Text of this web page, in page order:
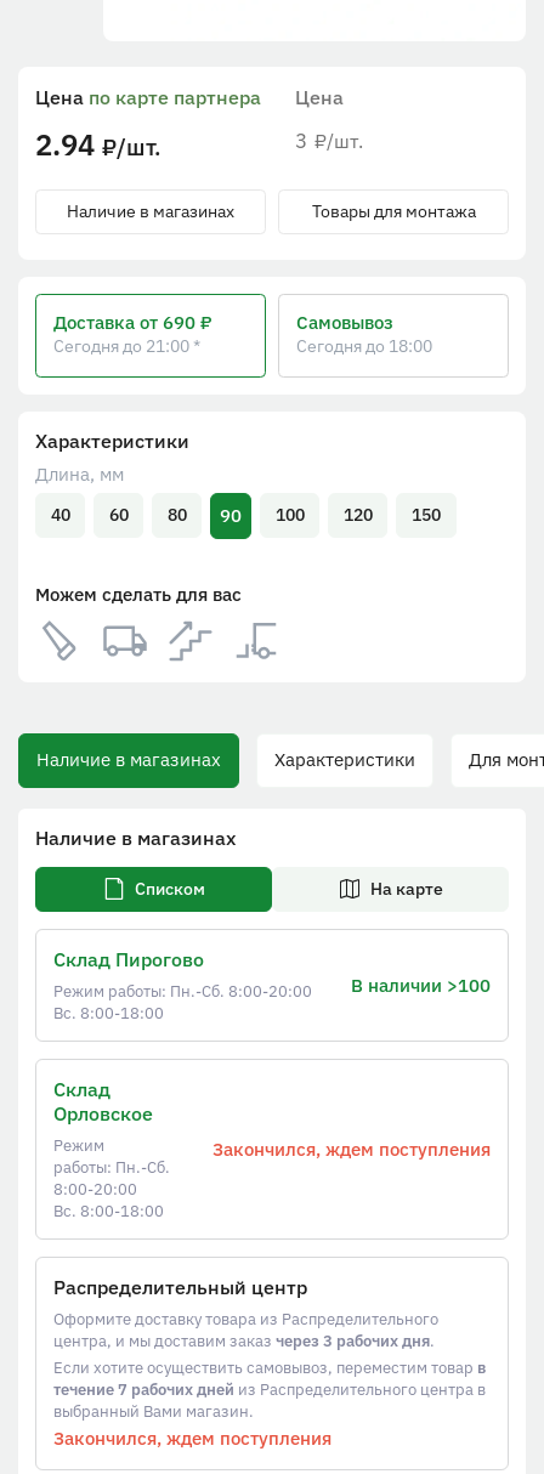
Характеристики
Длина, мм
40 60 80 90 100 120 150
Можем сделать для вас
Цена
3 ₽/шт.
Цена по карте партнера
2.94 ₽/шт.
Наличие в магазинах Товары для монтажа
Доставка от 690 ₽
Сегодня до 21:00 *
Самовывоз
Сегодня до 18:00
Наличие в магазинах Характеристики Для
Наличие в магазинах
Списком На карте
Склад Пирогово
Режим работы: Пн.-Сб. 8:00-20:00
Вс. 8:00-18:00
В наличии >100
Склад
Орловское
Режим
работы: Пн.-Сб.
8:00-20:00
Вс. 8:00-18:00
Закончился, ждем поступления
Распределительный центр
Оформите доставку товара из Распределительного
центра, и мы доставим заказ через 3 рабочих дня.
Если хотите осуществить самовывоз, переместим товар в
течение 7 рабочих дней из Распределительного центра в
выбранный Вами магазин.
Закончился, ждем поступления